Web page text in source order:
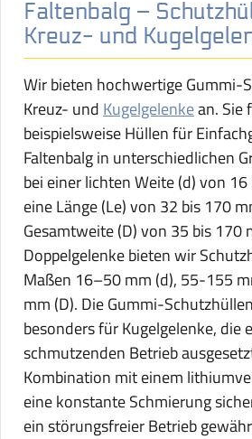
Faltenbalg –
Kreuz- und
Wir bieten hochwertige Gummi-
Kreuz- und Kugelgelenkean. Sie
beispielsweise Hüllen für
Faltenbalg in unterschiedlichen
bei einer lichten Weite (d) von
eine Länge (Le) von 32 bis 170
Gesamtweite (D) von 35 bis 170
Doppelgelenke bieten wir
Maßen 16–50 mm (d), 55-155
mm (D). Die Gummi-
besonders für Kugelgelenke, die
schmutzenden Betrieb
Kombination mit einem
eine konstante Schmierung
ein störungsfreier Betrieb